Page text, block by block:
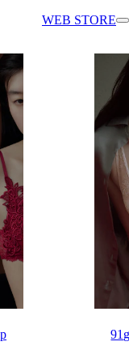
WEB STORE
91